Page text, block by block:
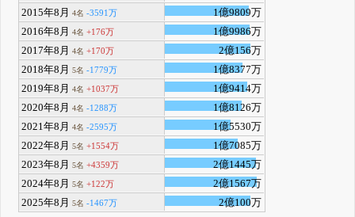
2015年8月4名 -3591万
1億9809万
2016年8月4名 +176万
1億9986万
2017年8月4名 +170万
2億156万
2018年8月5名 -1779万
1億8377万
2019年8月4名 +1037万
1億9414万
2020年8月4名 -1288万
1億8126万
2021年8月4名 -2595万
1億5530万
2022年8月5名 +1554万
1億7085万
2023年8月5名 +4359万
2億1445万
2024年8月5名 +122万
2億1567万
2025年8月5名 -1467万 2億100万